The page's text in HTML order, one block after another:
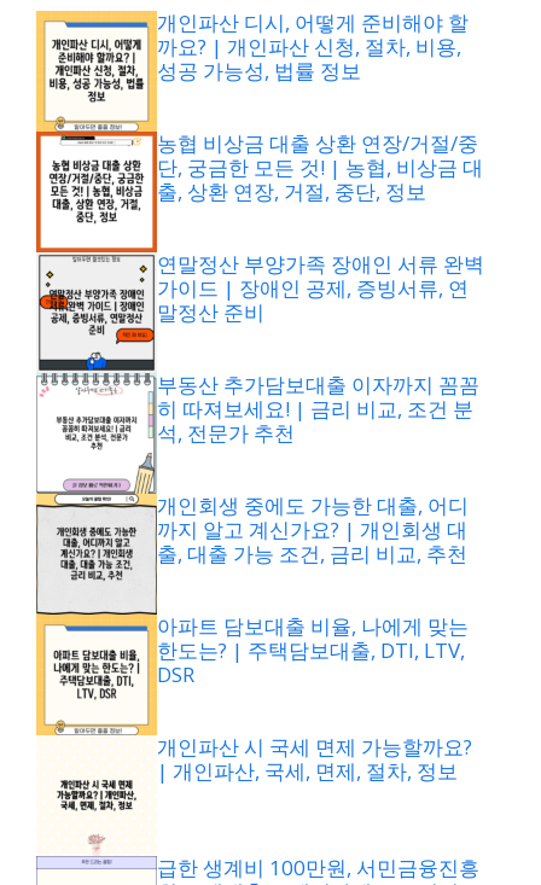
개인파산 디시, 어떻게 준비해야 할
까요? | 개인파산 신청, 절차, 비용,
성공 가능성, 법률 정보
농협 비상금 대출 상환 연장/거절/중
단, 궁금한 모든 것! | 농협, 비상금 대
출, 상환 연장, 거절, 중단, 정보
연말정산 부양가족 장애인 서류 완벽
가이드 | 장애인 공제, 증빙서류, 연
말정산 준비
부동산 추가담보대출 이자까지 꼼꼼
히 따져보세요! | 금리 비교, 조건 분
석, 전문가 추천
개인회생 중에도 가능한 대출, 어디
까지 알고 계신가요? | 개인회생 대
출, 대출 가능 조건, 금리 비교, 추천
아파트 담보대출 비율, 나에게 맞는
한도는? | 주택담보대출, DTI, LTV,
DSR
개인파산 시 국세 면제 가능할까요?
| 개인파산, 국세, 면제, 절차, 정보
급한 생계비 100만원, 서민금융진흥